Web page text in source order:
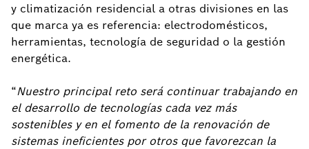
y climatización residencial a otras divisiones en las
que marca ya es referencia: electrodomésticos,
herramientas, tecnología de seguridad o la gestión
energética.
“Nuestro principal reto será continuar trabajando en
el desarrollo de tecnologías cada vez más
sostenibles y en el fomento de la renovación de
sistemas ineficientes por otros que favorezcan la